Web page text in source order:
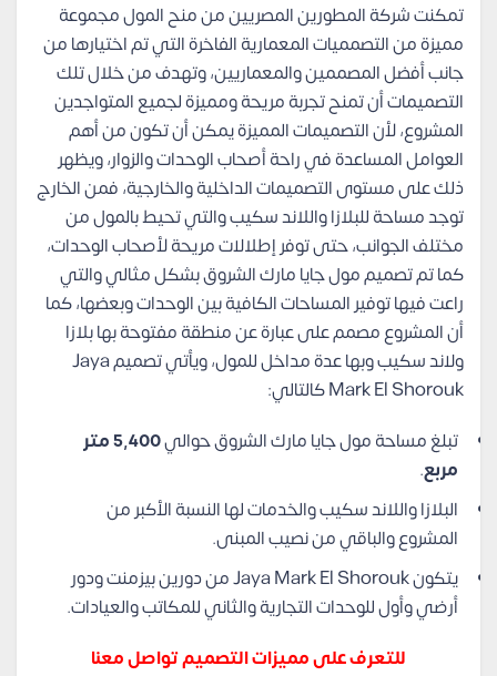
تمكنت شركة المطورين المصريين من منح المول مجموعة
مميزة من التصمميات المعمارية الفاخرة التي تم اختيارها من
جانب أفضل المصممين والمعماريين، وتهدف من خلال تلك
التصميمات أن تمنح تجربة مريحة ومميزة لجميع المتواجدين
المشروع، لأن التصميمات المميزة يمكن أن تكون من أهم
العوامل المساعدة في راحة أصحاب الوحدات والزوار، ويظهر
ذلك على مستوى التصميمات الداخلية والخارجية، فمن الخارج
توجد مساحة للبلازا واللاند سكيب والتي تحيط بالمول من
مختلف الجوانب، حتى توفر إطلالات مريحة لأصحاب الوحدات،
كما تم تصميم مول جايا مارك الشروق بشكل مثالي والتي
راعت فيها توفير المساحات الكافية بين الوحدات وبعضها، كما
أن المشروع مصمم على عبارة عن منطقة مفتوحة بها بلازا
ولاند سكيب وبها عدة مداخل للمول، ويأتي تصميم Jaya
Mark El Shorouk كالتالي:
تبلغ مساحة مول جايا مارك الشروق حوالي
5,400 متر
مربع.
البلازا واللاند سكيب والخدمات لها النسبة الأكبر من
المشروع والباقي من نصيب المبنى.
يتكون Jaya Mark El Shorouk من دورين بيزمنت ودور
أرضي وأول للوحدات التجارية والثاني للمكاتب والعيادات.
للتعرف على مميزات التصميم تواصل معنا